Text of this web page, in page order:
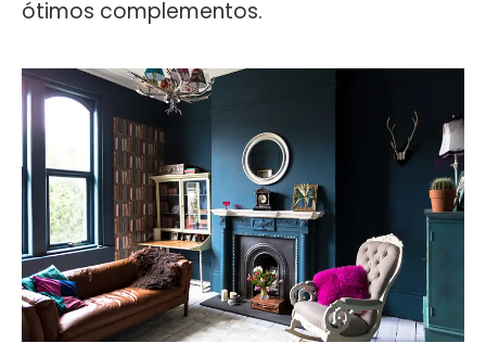
ótimos complementos.